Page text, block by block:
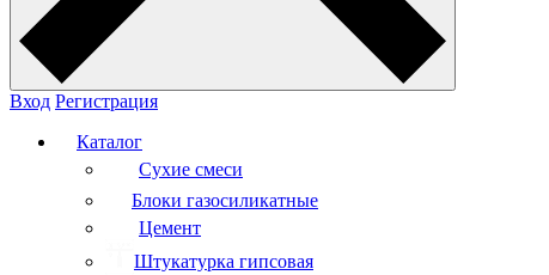
Вход Регистрация
Каталог
Сухие смеси
Блоки газосиликатные
Цемент
Штукатурка гипсовая